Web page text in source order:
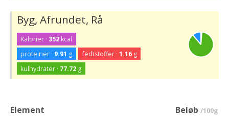
Byg, Afrundet, Rå
Kalorier · 352 kcal
proteiner · 9.91 g fedtstoffer · 1.16g
kulhydrater · 77.72 g
Element Beløb /100g